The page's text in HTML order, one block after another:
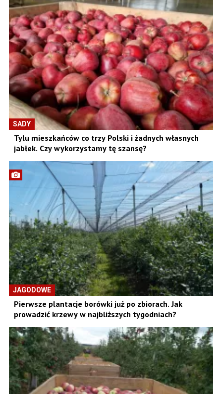
SADY
Tylu mieszkańców co trzy Polski i żadnych własnych
jabłek. Czy wykorzystamy tę szansę?
JAGODOWE
Pierwsze plantacje borówki już po zbiorach. Jak
prowadzić krzewy w najbliższych tygodniach?